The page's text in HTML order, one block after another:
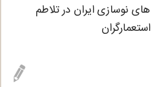
های نوسازی ایران در تلاطم